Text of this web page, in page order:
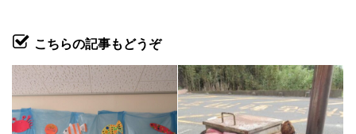
こちらの記事もどうぞ